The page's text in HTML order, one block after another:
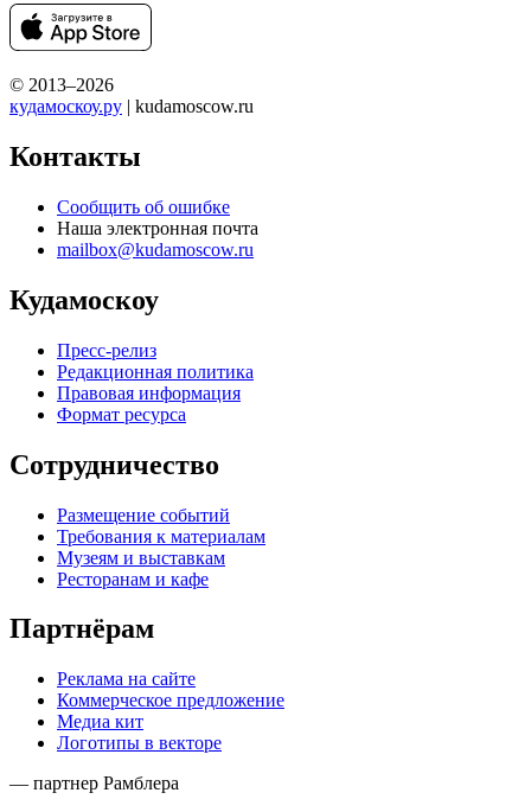
© 2013–2026
кудамоскоу.ру | kudamoscow.ru
Контакты
Сообщить об ошибке
Наша электронная почта
mailbox@kudamoscow.ru
Кудамоскоу
Пресс-релиз
Редакционная политика
Правовая информация
Формат ресурса
Сотрудничество
Размещение событий
Требования к материалам
Музеям и выставкам
Ресторанам и кафе
Партнёрам
Реклама на сайте
Коммерческое предложение
Медиа кит
Логотипы в векторе
— партнер Рамблера